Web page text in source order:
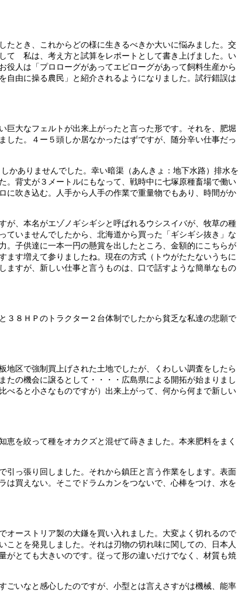
とき、これからどの様に生きるべきか大いに悩みました。交
て 私は、考え方と試算をレポートとして書き上げました。い
人は「プロローグがあってエピローグがあって飼料生産から
由に操る農民」と紹介されるようになりました。試行錯誤は
大なフェルトが出来上がったと言った形です。それを、肥堀
した。４ー５頭しか居なかったはずですが、随分辛い仕事だっ
かありませんでした。幸い暗渠（あんきょ：地下水路）排水を
。背丈が３メートルにもなって、戦時中に七塚原種畜場で働い
吹き込む。人手から人手の作業で重量物でもあり、時間がか
が、本名がエゾノギシギシと呼ばれるウシスイバが、牧草の種
いませんでしたから、北海道から買った「ギシギシ抜き」な
。子供達に一本一円の懸賞を出したところ、金額的にこちらが
す増えて参りましたね。現在の方式（トウがたたないうちに
ますが、新しい仕事と言うものは、口で話すような簡単なもの
８ＨＰのトラクター２台体制でしたから貧乏な私達の悲願で
区で強制買上げされた土地でしたが、くわしい調査をしたら
の機会に譲るとして・・・・広島県による開拓が始まりまし
べると小さなものですが）出来上がって、何から何まで新しい
を絞って種をオカクズと混ぜて蒔きました。本来肥料をまく
っ張り回しました。それから鎮圧と言う作業をします。表面
買えない。そこでドラムカンをつないで、心棒をつけ、水を
ーストリア製の大鎌を買い入れました。大変よく切れるので
とを発見しました。それは刃物の切れ味に関しての、日本人
がとても大きいのです。従って形の違いだけでなく、材質も焼
いなと感心したのですが、小型とは言えさすがは機械、能率